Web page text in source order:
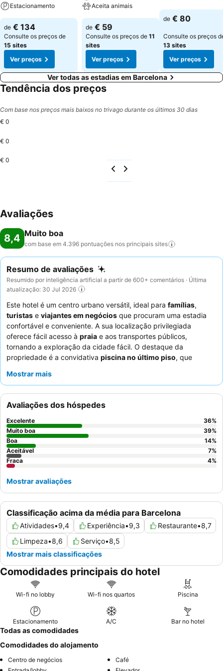
Estacionamento
de € 134
Consulte os preços de
15 sites
Ver preços
Aceita animais
de € 59
Consulte os preços de 11
sites
Ver preços
de € 80
Consulte os preços
13 sites
Ver preços
Ver todas as estadias em Barcelona
Tendência dos preços
Com base nos preços mais baixos no trivago durante os últimos 30 dias
€ 0
€ 0
€ 0
Avaliações
8,4 Muito boa
com base em 4.396 pontuações nos principais sites
Resumo de avaliações
Resumido por inteligência artificial a partir de 600+ comentários · Última
atualização: 30 Jul 2026
Este hotel é um centro urbano versátil, ideal para famílias,
turistas e viajantes em negócios que procuram uma estadia
confortável e conveniente. A sua localização privilegiada
oferece fácil acesso à praia e aos transportes públicos,
tornando a exploração da cidade fácil. O destaque da
propriedade é a convidativa piscina no último piso, que
hóspedes elogiam consistentemente os
almoço
, que apresenta uma vasta gama de opções, incluindo
pastelaria fresca e diversas opções dietéticas. Para um conforto
ideal, considere pedir um quarto num andar superior para
melhores vistas e privacidade.
Mostrar mais
Classificação acima da média para Barcelona
Atividades•9,4 Experiência•9,3 Restaurante•8,7
Limpeza•8,6 Serviço•8,5
Mostrar mais classificações
Avaliações dos hóspedes
Excelente 36%
Muito boa
39%
Boa
14%
Aceitável
7%
Fraca
4%
Mostrar avaliações
Comodidades principais do hotel
Wi-fi no lobby Wi-fi nos quartos Piscina
Estacionamento A/C Bar no hotel
Todas as comodidades
Comodidades do alojamento
Centro de negócios
Café